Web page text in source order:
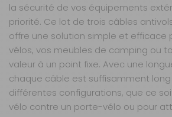
la sécurité de vos équipements
priorité. Ce lot de trois câbles
offre une solution simple et efficace
vélos, vos meubles de camping ou
valeur à un point fixe. Avec une
chaque câble est suffisamment long
différentes configurations, que ce
vélo contre un porte-vélo ou pour